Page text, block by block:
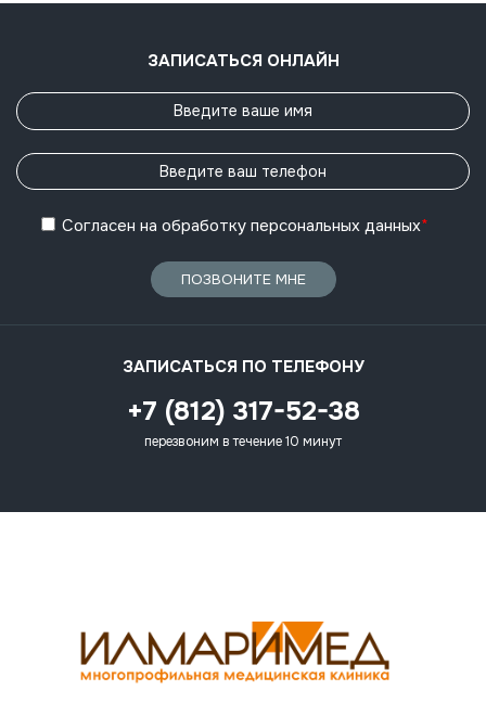
ЗАПИСАТЬСЯ ОНЛАЙН
Согласен на обработку персональных данных*
ПОЗВОНИТЕ МНЕ
ЗАПИСАТЬСЯ ПО ТЕЛЕФОНУ
+7 (812) 317-52-38
перезвоним в течение 10 минут